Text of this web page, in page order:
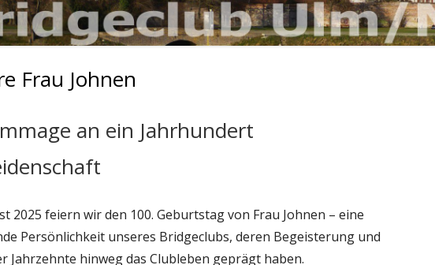
Frau Johnen
an ein Jahrhundert
2025 feiern wir den 100. Geburtstag von Frau Johnen – eine
Persönlichkeit unseres Bridgeclubs, deren Begeisterung und
Jahrzehnte hinweg das Clubleben geprägt haben.